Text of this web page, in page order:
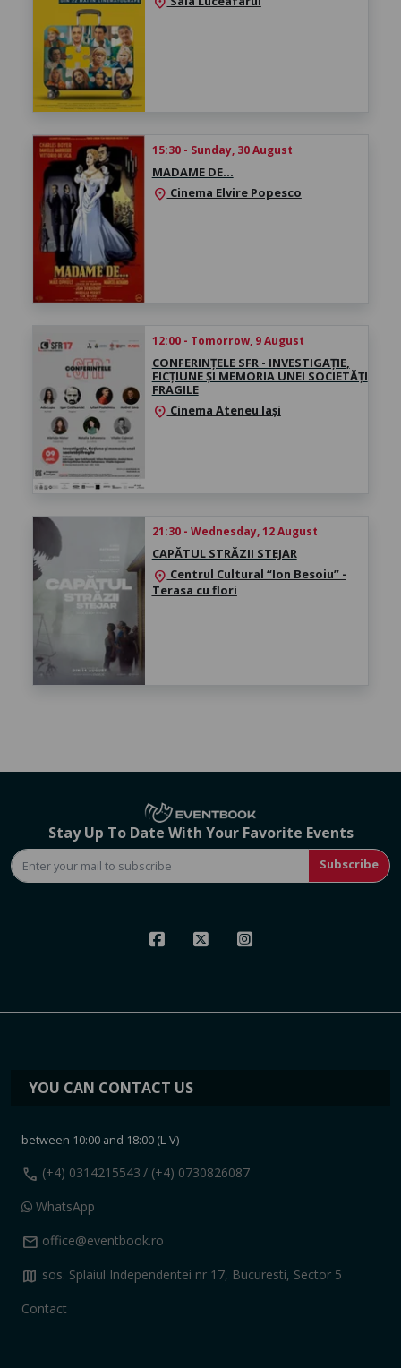
15:30 - Sunday, 30 August
MADAME DE…
location_on Cinema Elvire Popesco
12:00 - Tomorrow, 9 August
CONFERINȚELE SFR - INVESTIGAȚIE,
FICȚIUNE ȘI MEMORIA UNEI SOCIETĂȚI
FRAGILE
location_on Cinema Ateneu Iași
21:30 - Wednesday, 12 August
CAPĂTUL STRĂZII STEJAR
location_on Centrul Cultural “Ion Besoiu” -
Terasa cu flori
Stay Up To Date With Your Favorite Events
Subscribe
YOU CAN CONTACT US
between 10:00 and 18:00 (L-V)
call (+4) 0314215543 / (+4) 0730826087
WhatsApp
mail office@eventbook.ro
map sos. Splaiul Independentei nr 17, Bucuresti, Sector 5
Contact